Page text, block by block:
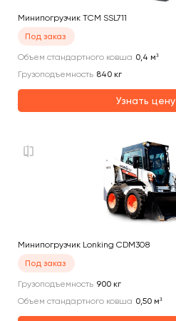
Минипогрузчик TCM SSL711
Под заказ
Объем стандартного ковша 0,4 м³
Грузоподъемность 840 кг
Узнать цену
Минипогрузчик Lonking CDM308
Под заказ
Грузоподъемность 900 кг
Объем стандартного ковша 0,50 м³